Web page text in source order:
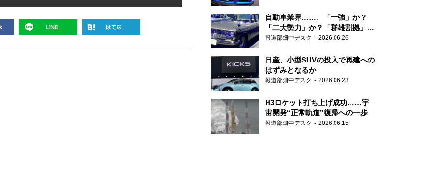
自動車業界……、「一強」か？
「二大勢力」か？「群雄割拠」
か？
報道部畑中デスク 2026.06.26
日産、小型SUVの投入で再建への
はずみとなるか
報道部畑中デスク 2026.06.23
H3ロケット打ち上げ成功……宇
宙開発“正常軌道”復帰への一歩
報道部畑中デスク 2026.06.15